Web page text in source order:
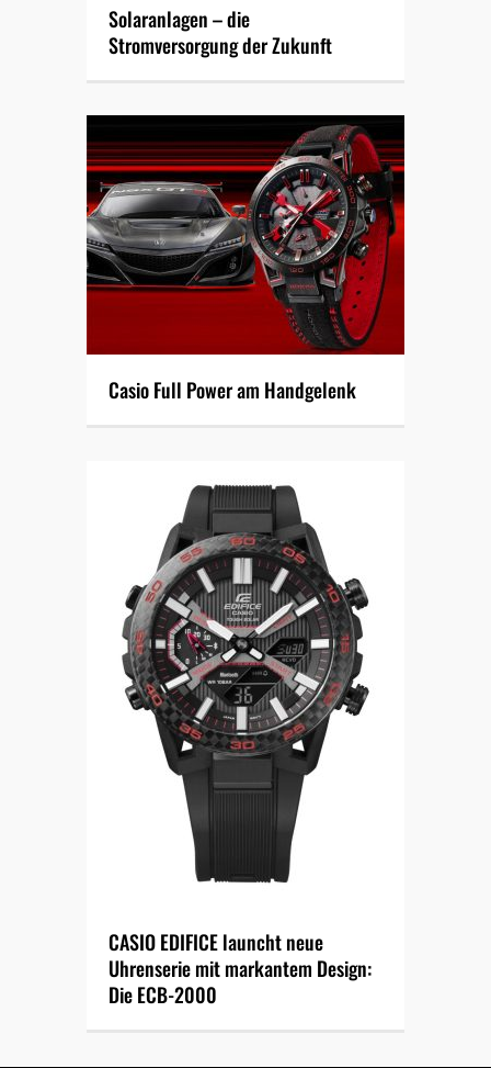
Solaranlagen – die
Stromversorgung der Zukunft
Casio Full Power am Handgelenk
CASIO EDIFICE launcht neue
Uhrenserie mit markantem Design:
Die ECB-2000